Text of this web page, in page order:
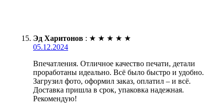
Эд Харитонов : ★ ★ ★ ★ ★
05.12.2024
Впечатления. Отличное качество печати, детали
проработаны идеально. Всё было быстро и удобно.
Загрузил фото, оформил заказ, оплатил – и всё.
Доставка пришла в срок, упаковка надежная.
Рекомендую!